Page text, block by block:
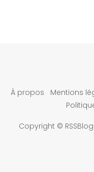
À propos Mentions
Copyright ©